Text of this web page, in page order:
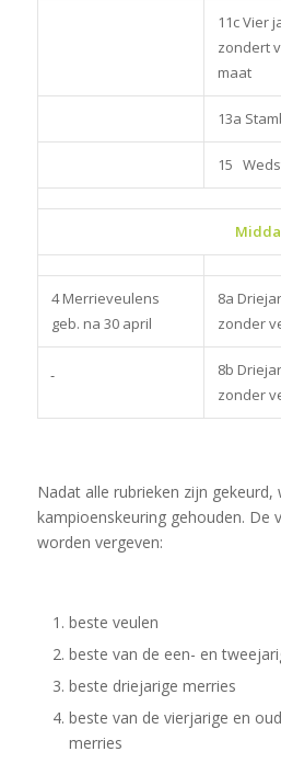
11c Vier
zondert
maat
13a
15
4 Merrieveulens
geb. na 30 april
8a
zonder
8b
zonder
Nadat alle rubrieken zijn gekeurd,
kampioenskeuring gehouden. De
worden vergeven:
beste veulen
beste van de een- en
beste driejarige merries
beste van de vierjarige en
merries